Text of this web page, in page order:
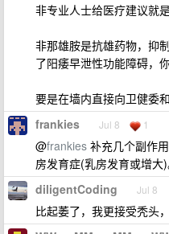
非专业人士给医疗建议就
非那雄胺是抗雄药物，抑
了阳痿早泄性功能障碍，
要是在墙内直接向卫健委
frankies Jul 8 1
@frankies 补充几个副作
房发育症(乳房发育或增大)
diligentCoding Jul 8
比起萎了，我更接受秃头